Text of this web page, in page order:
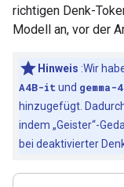
richtigen Denk-
Modell an, vor der
Hinweis :Wir
A4B-it und
hinzugefügt.
indem „Geister“-
bei deaktivierter